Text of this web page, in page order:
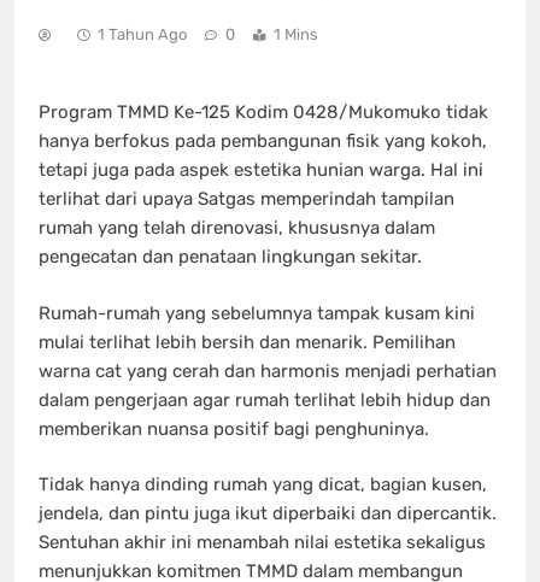
1 Tahun Ago 0 1 Mins
Program TMMD Ke-125 Kodim 0428/Mukomuko tidak
hanya berfokus pada pembangunan fisik yang kokoh,
tetapi juga pada aspek estetika hunian warga. Hal ini
terlihat dari upaya Satgas memperindah tampilan
rumah yang telah direnovasi, khususnya dalam
pengecatan dan penataan lingkungan sekitar.
Rumah-rumah yang sebelumnya tampak kusam kini
mulai terlihat lebih bersih dan menarik. Pemilihan
warna cat yang cerah dan harmonis menjadi perhatian
dalam pengerjaan agar rumah terlihat lebih hidup dan
memberikan nuansa positif bagi penghuninya.
Tidak hanya dinding rumah yang dicat, bagian kusen,
jendela, dan pintu juga ikut diperbaiki dan dipercantik.
Sentuhan akhir ini menambah nilai estetika sekaligus
menunjukkan komitmen TMMD dalam membangun